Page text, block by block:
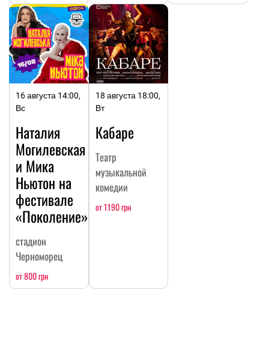
16 августа 14:00,
Вс
Наталия
Могилевская
и Мика
Ньютон на
фестивале
«Поколение»
стадион
Черноморец
от 800 грн
18 августа 18:00,
Вт
Кабаре
Театр
музыкальной
комедии
от 1190 грн